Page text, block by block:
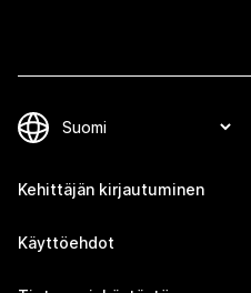
Kehittäjän kirjautuminen
Käyttöehdot